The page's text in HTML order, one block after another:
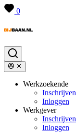
0
Werkzoekende
Inschrijven
Inloggen
Werkgever
Inschrijven
Inloggen